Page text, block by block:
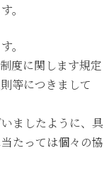
。
。
度に関します規定
等につきまして
ましたように、具
たっては個々の協